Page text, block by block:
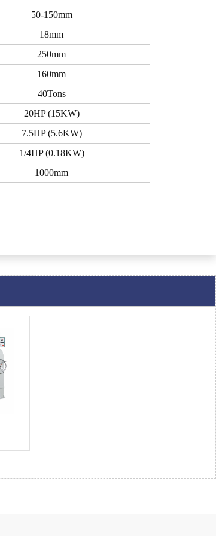
50-150mm
18mm
250mm
160mm
40Tons
20HP (15KW)
7.5HP (5.6KW)
1/4HP (0.18KW)
1000mm